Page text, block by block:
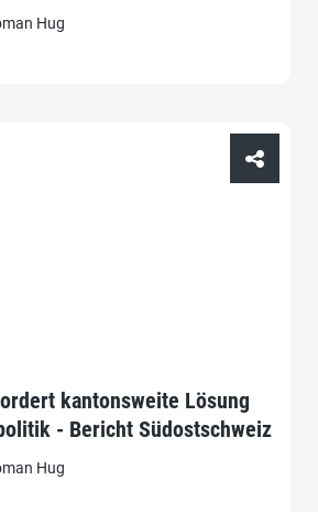
Hug
kantonsweite Lösung
- Bericht Südostschweiz
Hug